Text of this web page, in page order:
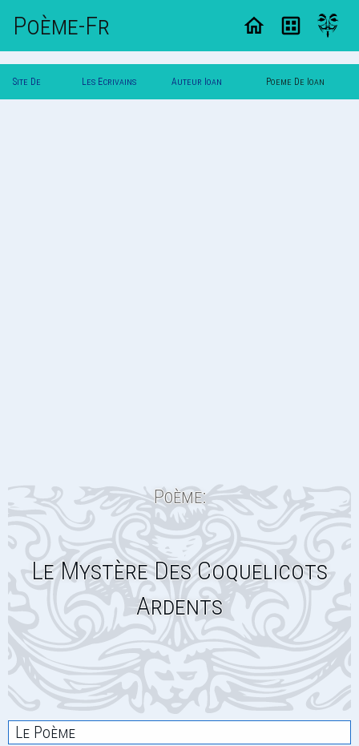
Poème-Fr
Site De Les Ecrivains Auteur Ioan Poeme De Ioan
Poème:
Le Mystère Des Coquelicots
Ardents
Le Poème